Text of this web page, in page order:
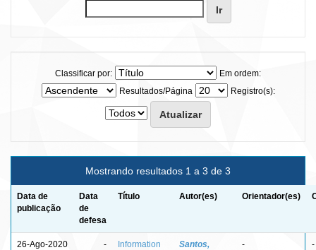
Classificar por:
Em ordem:
Resultados/Página
Registro(s):
Mostrando resultados 1 a 3 de 3
Data de
publicação
Data
de
defesa
Título Autor(es) Orientador(es)
26-Ago-2020 -
Information
Santos,
- -